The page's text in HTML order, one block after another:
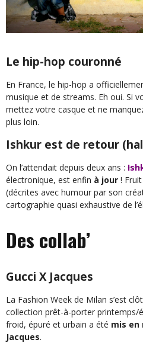
Le hip-hop couronné
En France, le hip-hop a
musique et de streams. Eh oui. Si
mettez votre casque et ne
plus loin.
Ishkur est de retour
On l’attendait depuis deux ans :
électronique, est enfin à jour !
(décrites avec humour par son
cartographie quasi exhaustive de
Des collab’
Gucci X Jacques
La Fashion Week de Milan s’est
collection prêt-à-porter printemps/
froid, épuré et urbain a été mis en
Jacques.